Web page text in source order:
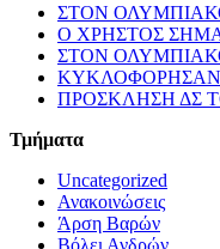
ΣΤΟΝ
Ο ΧΡΗΣΤΟΣ
ΣΤΟΝ
ΚΥΚΛΟΦΟΡΗΣΑΝ
ΠΡΟΣΚΛΗΣΗ ΔΣ
Τμήματα
Uncategorized
Ανακοινώσεις
Άρση Βαρών
Βόλει Ανδρών